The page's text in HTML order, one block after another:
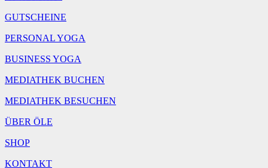
GUTSCHEINE
PERSONAL YOGA
BUSINESS YOGA
MEDIATHEK BUCHEN
MEDIATHEK BESUCHEN
ÜBER ÖLE
SHOP
KONTAKT